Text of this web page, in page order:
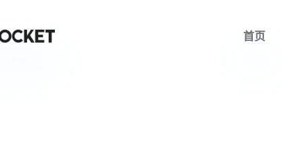
首页